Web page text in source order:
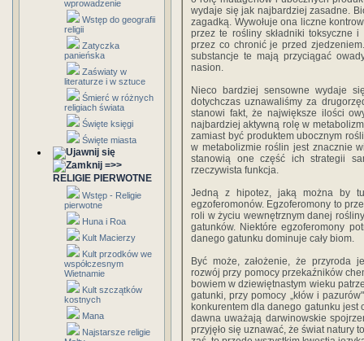
wprowadzenie
Wstęp do geografii
religii
Zatyczka
panieńska
Zaświaty w
literaturze i w sztuce
Śmierć w różnych
religiach świata
Święte księgi
Święte miasta
=>>
RELIGIE PIERWOTNE
Wstęp - Religie
pierwotne
Huna i Roa
Kult Macierzy
Kult przodków we
współczesnym
Wietnamie
Kult szczątków
kostnych
Mana
Najstarsze religie
wydaje się jak najbardziej zasadne.
zagadką. Wywołuje ona liczne
przez te rośliny składniki toksyczne
przez co chronić je przed
substancje te mają przyciągać
nasion.
Nieco bardziej sensowne wydaje
dotychczas uznawaliśmy za
stanowi fakt, że największe ilości
najbardziej aktywną rolę w
zamiast być produktem ubocznym
w metabolizmie roślin jest znacznie
stanowią one część ich strategii
rzeczywista funkcja.
Jedną z hipotez, jaką można by
egzoferomonów. Egzoferomony to
roli w życiu wewnętrznym danej
gatunków. Niektóre egzoferomony
danego gatunku dominuje cały biom.
Być może, założenie, że przyroda
rozwój przy pomocy przekaźników
bowiem w dziewiętnastym wieku
gatunki, przy pomocy „kłów i
konkurentem dla danego gatunku jest
dawna uważają darwinowskie
przyjęło się uznawać, że świat natury